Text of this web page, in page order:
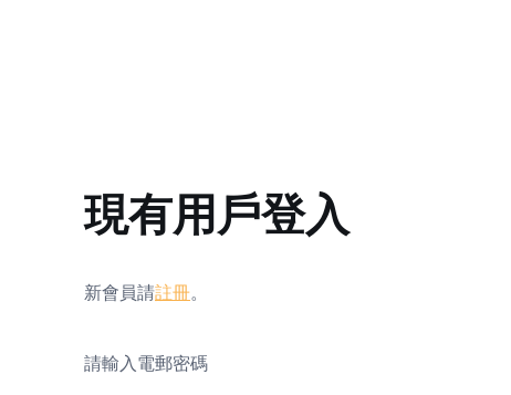
現有用戶登入
新會員請註冊。
請輸入電郵密碼